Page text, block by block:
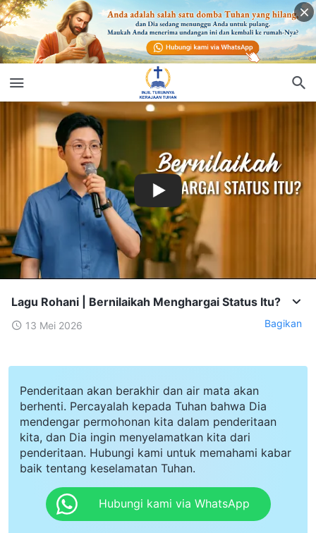
Lagu Rohani | Bernilaikah Menghargai Status Itu?
13 Mei 2026 Bagikan
Penderitaan akan berakhir dan air mata akan
berhenti. Percayalah kepada Tuhan bahwa Dia
mendengar permohonan kita dalam penderitaan
kita, dan Dia ingin menyelamatkan kita dari
penderitaan. Hubungi kami untuk memahami kabar
baik tentang keselamatan Tuhan.
Hubungi kami via WhatsApp